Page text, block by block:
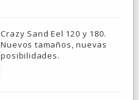
Crazy Sand Eel 120 y 180.
Nuevos tamaños, nuevas
posibilidades.